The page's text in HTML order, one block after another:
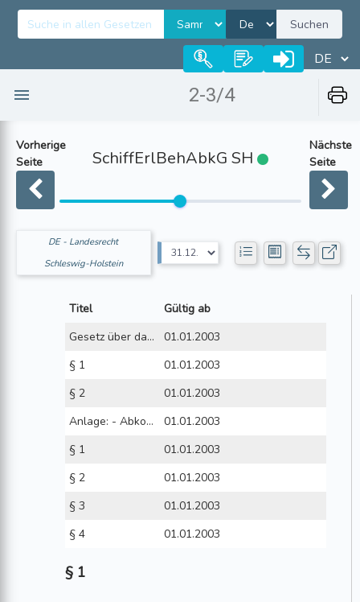
Suchen
2-3/4
Vorherige
Seite
SchiffErlBehAbkG SH
Nächste
Seite
DE - Landesrecht
Schleswig-Holstein
Titel
Gültig ab
Gesetz über das Abkommen über eine gemeinsame Erlaubnis- und Überwachungsbehörde nach der Gewerbeordnung im Bereich der Seeschiffahrt vom 30. Juni 1969 , i.d.F.d.B.v. 31.12.1971
01.01.2003
§ 1
01.01.2003
§ 2
01.01.2003
Anlage: - Abkommen über eine gemeinsame Erlaubnis- und Überwachungsbehörde nach der Gewerbeordnung im Bereich der Seeschiffahrt
01.01.2003
§ 1
01.01.2003
§ 2
01.01.2003
§ 3
01.01.2003
§ 4
01.01.2003
§ 1